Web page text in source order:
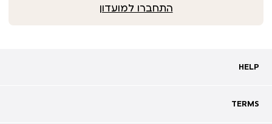
התחברו למועדון
HELP
HELP
שאלות ותשובות
TERMS
TERMS